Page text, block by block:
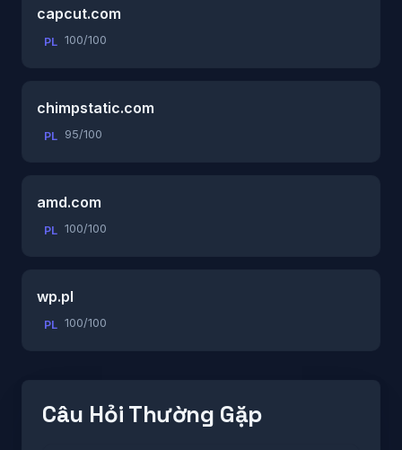
capcut.com
PL 100/100
chimpstatic.com
PL 95/100
amd.com
PL 100/100
wp.pl
PL 100/100
Câu Hỏi Thường Gặp